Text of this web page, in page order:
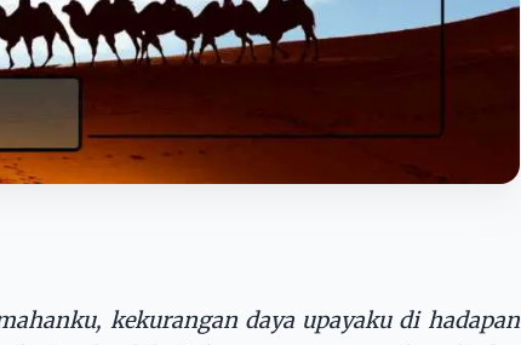
kekurangan daya upayaku di hadapan